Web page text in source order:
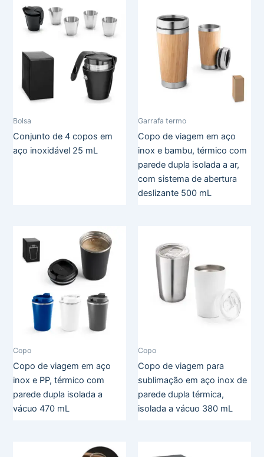
Bolsa
Conjunto de 4 copos em
aço inoxidável 25 mL
Garrafa termo
Copo de viagem em aço
inox e bambu, térmico com
parede dupla isolada a ar,
com sistema de abertura
deslizante 500 mL
Copo
Copo de viagem em aço
inox e PP, térmico com
parede dupla isolada a
vácuo 470 mL
Copo
Copo de viagem para
sublimação em aço inox de
parede dupla térmica,
isolada a vácuo 380 mL